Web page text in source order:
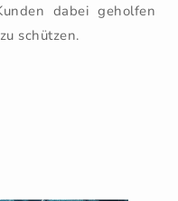
dabei geholfen
schützen.